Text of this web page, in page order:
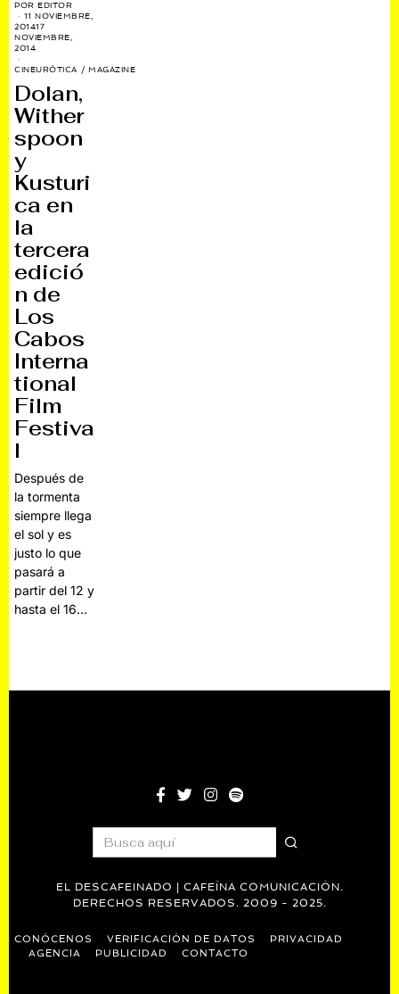
POREDITOR
11 NOVIEMBRE,
201417
NOVIEMBRE,
2014
CINEURÓTICA / MAGAZINE
Dolan,
Wither
spoon
y
Kusturi
ca en
la
tercera
edició
n de
Los
Cabos
Interna
tional
Film
Festiva
l
Después de
la tormenta
siempre llega
el sol y es
justo lo que
pasará a
partir del 12 y
hasta el 16…
EL DESCAFEINADO | CAFEÍNA COMUNICACIÓN.
DERECHOS RESERVADOS. 2009 - 2025.
CONÓCENOS VERIFICACIÓN DE DATOS
PRIVACIDAD
AGENCIA
PUBLICIDAD CONTACTO